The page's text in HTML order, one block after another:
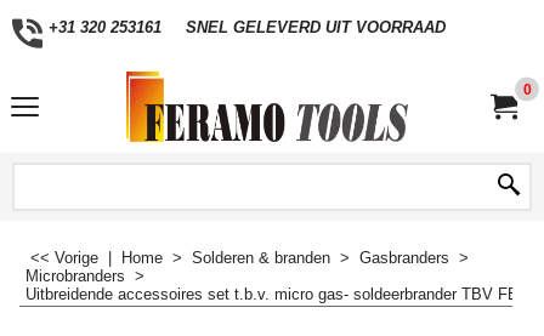
+31 320 253161 SNEL GELEVERD UIT VOORRAAD
0
<< Vorige Home > Solderen & branden > Gasbranders >
Microbranders >
Uitbreidende accessoires set t.b.v. micro gas- soldeerbrander TBV